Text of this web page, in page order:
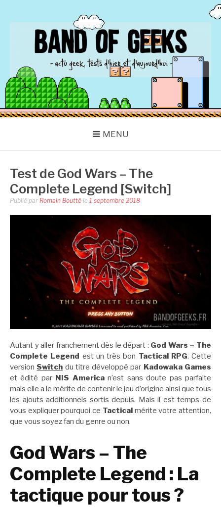
BAND OF GEEKS
Actu Geek d'hier et d'aujourd'hui
MENU
Test de God Wars – The
Complete Legend [Switch]
Publié par Romain Boutté le 1 septembre 2018
Autant y aller franchement dès le départ : God Wars – The
Complete Legend est un très bon Tactical RPG. Cette
version Switch du titre développé par Kadowaka Games
et édité par NIS American’est sans doute pas parfaite
mais elle a le mérite de contenir le jeu d’origine ainsi que tous
les ajouts additionnels sortis depuis. Mais il est temps de
vous expliquer pourquoi ce Tactical mérite votre attention,
que vous soyez fan du genre ou non.
God Wars – The
Complete Legend : La
tactique pour tous ?